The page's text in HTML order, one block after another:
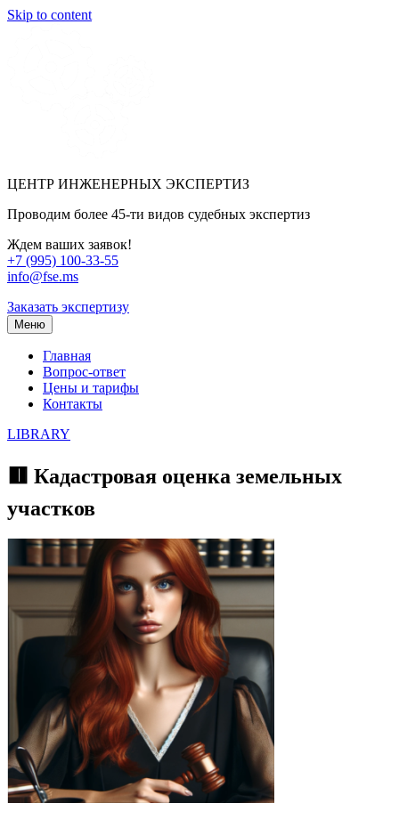
Skip to content
ЦЕНТР ИНЖЕНЕРНЫХ ЭКСПЕРТИЗ
Проводим более 45-ти видов судебных экспертиз
Ждем ваших заявок!
+7 (995) 100-33-55
info@fse.ms
Заказать экспертизу
Меню
Главная
Вопрос-ответ
Цены и тарифы
Контакты
LIBRARY
🟥 Кадастровая оценка земельных
участков